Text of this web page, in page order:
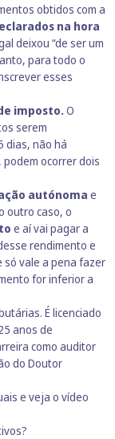
obtidos com a
na hora
deixou “de ser um
para todo o
esses
imposto.O
serem
dias, não há
podem ocorrer dois
autónoma e
outro caso, o
e aí vai pagar a
rendimento e
só vale a pena fazer
for inferior a
É licenciado
anos de
como auditor
do Doutor
e veja o vídeo